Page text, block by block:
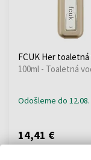
FCUK Her toaletná
100ml - Toaletná
Odošleme do 12.08.
14,41 €